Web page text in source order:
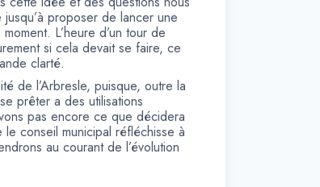
proposer de lancer une
L’heure d’un tour de
si cela devait se faire, ce
clarté.
de l’Arbresle, puisque, outre la
prêter a des utilisations
pas encore ce que décidera
conseil municipal réfléchisse à
au courant de l’évolution